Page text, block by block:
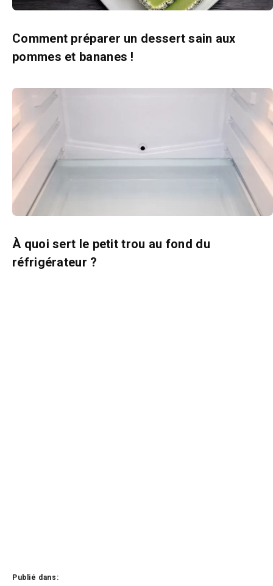
Comment préparer un dessert sain aux
pommes et bananes !
À quoi sert le petit trou au fond du
réfrigérateur ?
Publié dans: